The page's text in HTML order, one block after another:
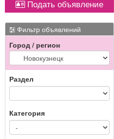
ковер»).
Подать объявление
Фильтр объявлений
Город / регион
Раздел
Категория